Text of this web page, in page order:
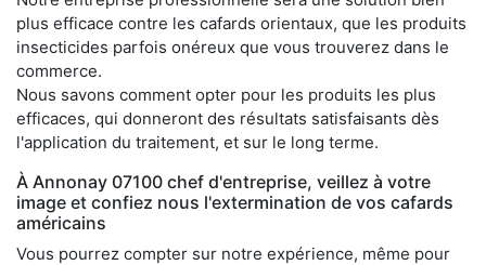
plus efficace contre les cafards orientaux, que les produits
insecticides parfois onéreux que vous trouverez dans le
commerce.
Nous savons comment opter pour les produits les plus
efficaces, qui donneront des résultats satisfaisants dès
l'application du traitement, et sur le long terme.
À Annonay 07100 chef d'entreprise, veillez à votre
image et confiez nous l'extermination de vos cafards
américains
Vous pourrez compter sur notre expérience, même pour